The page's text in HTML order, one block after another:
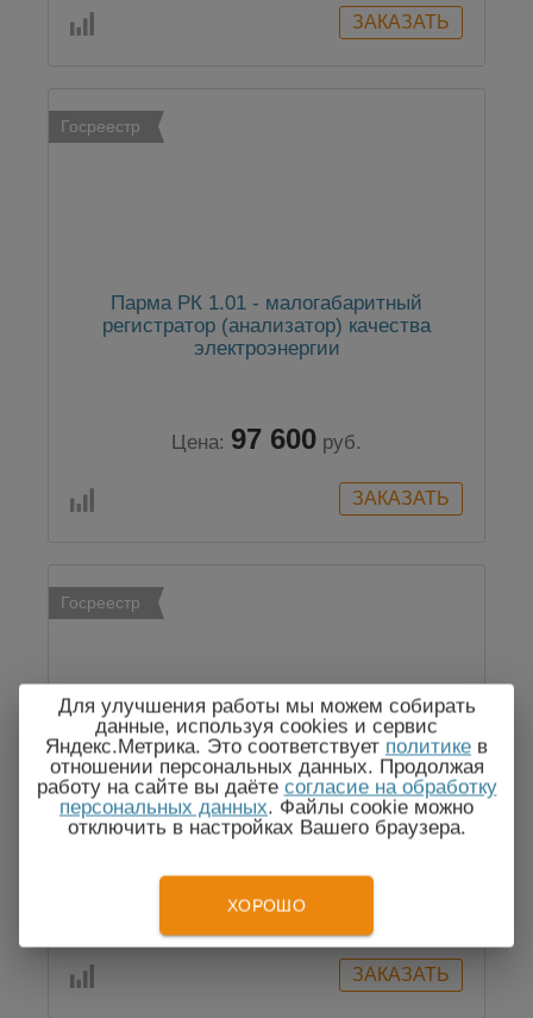
Госреестр
Парма РК 1.01 - малогабаритный
регистратор (анализатор) качества
электроэнергии
Цена: 97 600 руб.
Госреестр
MAVOWATT 30 - анализатор качества
электроэнергии
По запросу
Для улучшения работы мы можем собирать
данные, используя cookies и сервис
Яндекс.Метрика. Это соответствует политике в
отношении персональных данных. Продолжая
работу на сайте вы даёте согласие на обработку
персональных данных. Файлы cookie можно
отключить в настройках Вашего браузера.
ХОРОШО